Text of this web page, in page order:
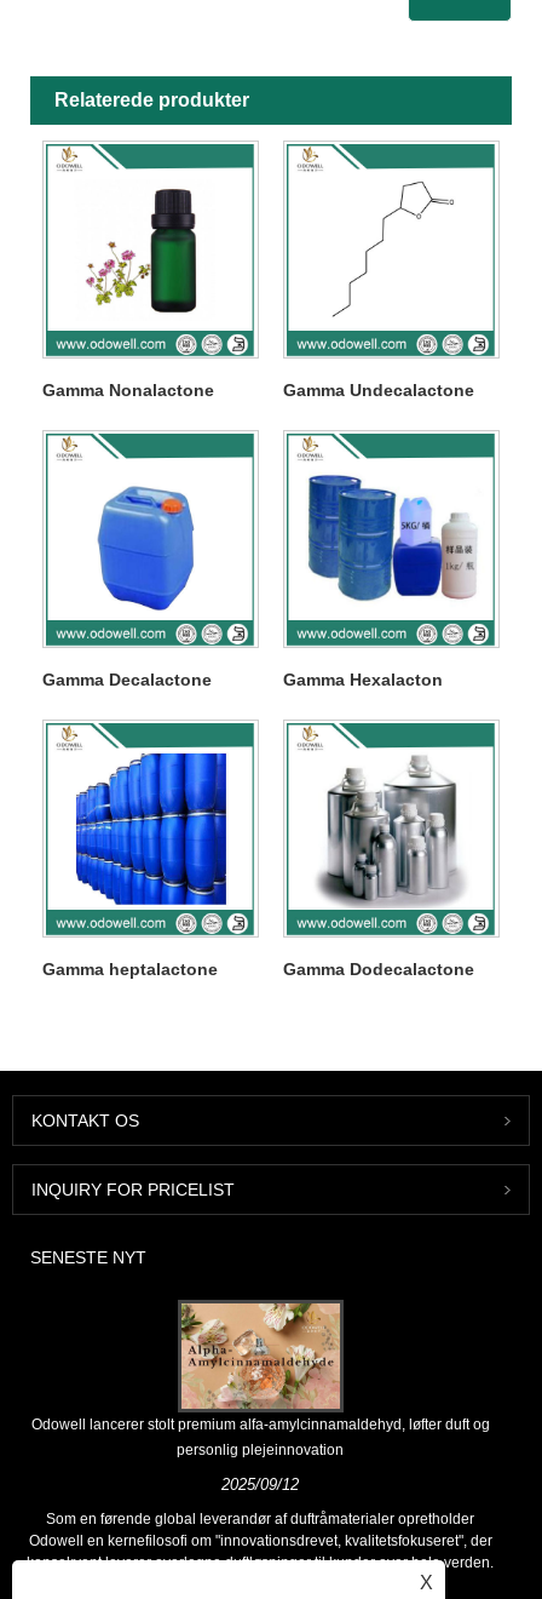
Relaterede produkter
Gamma Nonalactone Gamma Undecalactone
Gamma Decalactone Gamma Hexalacton
Gamma heptalactone Gamma Dodecalactone
KONTAKT OS
INQUIRY FOR PRICELIST
SENESTE NYT
Odowell lancerer stolt premium alfa-amylcinnamaldehyd, løfter duft og
personlig plejeinnovation
2025/09/12
Som en førende global leverandør af duftråmaterialer opretholder
Odowell en kernefilosofi om "innovationsdrevet, kvalitetsfokuseret", der
konsekvent leverer overlegne duftløsninger til kunder over hele verden.
X